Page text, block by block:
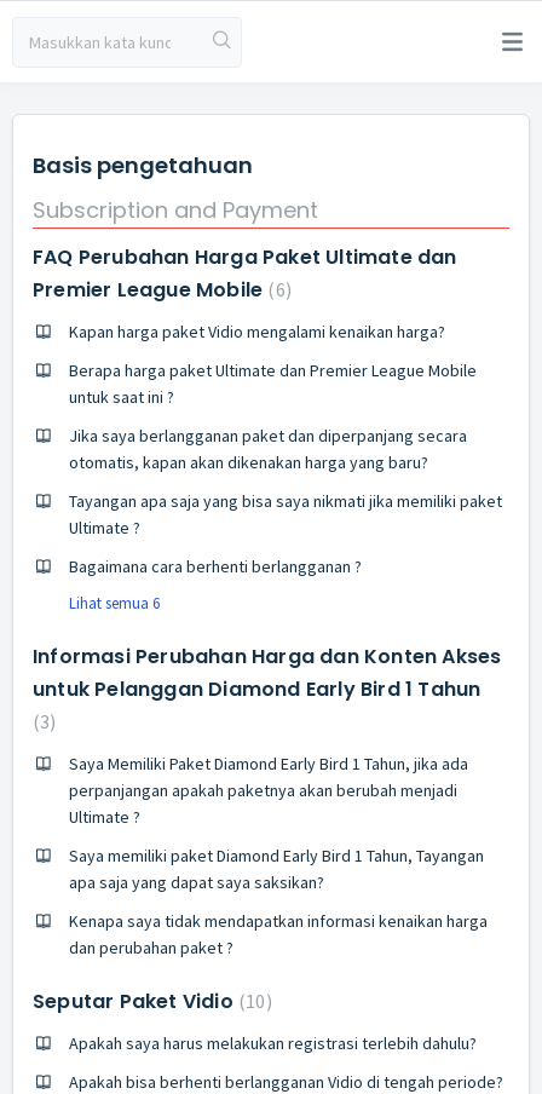
Basis pengetahuan
Subscription and Payment
FAQ Perubahan Harga Paket Ultimate dan
Premier League Mobile 6
Kapan harga paket Vidio mengalami kenaikan harga?
Berapa harga paket Ultimate dan Premier League Mobile
untuk saat ini ?
Jika saya berlangganan paket dan diperpanjang secara
otomatis, kapan akan dikenakan harga yang baru?
Tayangan apa saja yang bisa saya nikmati jika memiliki paket
Ultimate ?
Bagaimana cara berhenti berlangganan ?
Lihat semua 6
Informasi Perubahan Harga dan Konten Akses
untuk Pelanggan Diamond Early Bird 1 Tahun
3
Saya Memiliki Paket Diamond Early Bird 1 Tahun, jika ada
perpanjangan apakah paketnya akan berubah menjadi
Ultimate ?
Saya memiliki paket Diamond Early Bird 1 Tahun, Tayangan
apa saja yang dapat saya saksikan?
Kenapa saya tidak mendapatkan informasi kenaikan harga
dan perubahan paket ?
Seputar Paket Vidio 10
Apakah saya harus melakukan registrasi terlebih dahulu?
Apakah bisa berhenti berlangganan Vidio di tengah periode?